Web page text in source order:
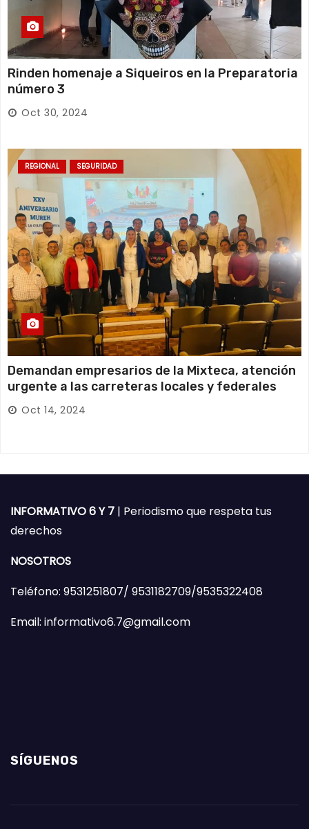
Rinden homenaje a Siqueiros en la Preparatoria
número 3
Oct 30, 2024
REGIONAL SEGURIDAD
Demandan empresarios de la Mixteca, atención
urgente a las carreteras locales y federales
Oct 14, 2024
INFORMATIVO 6 Y 7 | Periodismo que respeta tus
derechos
NOSOTROS
Teléfono: 9531251807/ 9531182709/9535322408
Email: informativo6.7@gmail.com
SÍGUENOS